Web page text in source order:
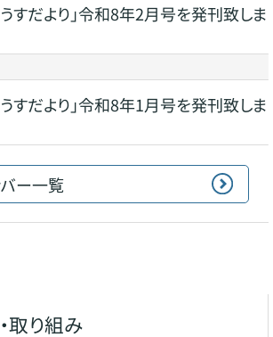
すだより」令和8年2月号を発刊致しま
すだより」令和8年1月号を発刊致しま
ー一覧
取り組み